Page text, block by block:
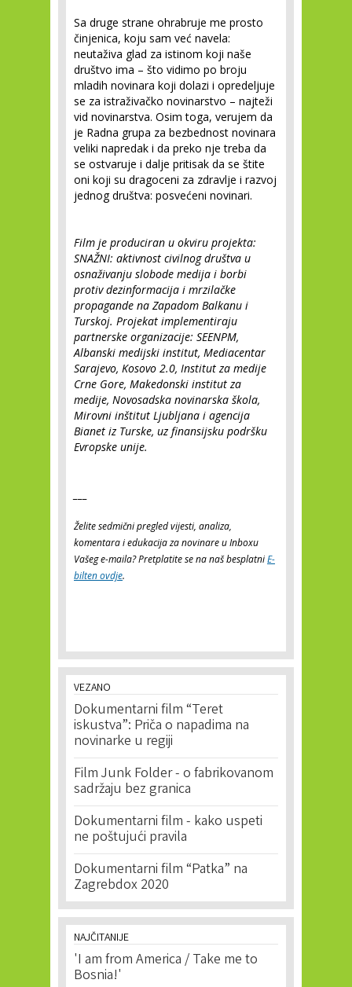
Sa druge strane ohrabruje me prosto
činjenica, koju sam već navela:
neutaživa glad za istinom koji naše
društvo ima – što vidimo po broju
mladih novinara koji dolazi i opredeljuje
se za istraživačko novinarstvo – najteži
vid novinarstva. Osim toga, verujem da
je Radna grupa za bezbednost novinara
veliki napredak i da preko nje treba da
se ostvaruje i dalje pritisak da se štite
oni koji su dragoceni za zdravlje i razvoj
jednog društva: posvećeni novinari.
Film je produciran u okviru projekta:
SNAŽNI: aktivnost civilnog društva u
osnaživanju slobode medija i borbi
protiv dezinformacija i mrzilačke
propagande na Zapadom Balkanu i
Turskoj. Projekat implementiraju
partnerske organizacije: SEENPM,
Albanski medijski institut, Mediacentar
Sarajevo, Kosovo 2.0, Institut za medije
Crne Gore, Makedonski institut za
medije, Novosadska novinarska škola,
Mirovni inštitut Ljubljana i agencija
Bianet iz Turske, uz finansijsku podršku
Evropske unije.
Želite sedmični pregled vijesti, analiza,
komentara i edukacija za novinare u Inboxu
Vašeg e-maila? Pretplatite se na naš besplatniE-
bilten ovdje.
VEZANO
Dokumentarni film “Teret
iskustva”: Priča o napadima na
novinarke u regiji
Film Junk Folder - o fabrikovanom
sadržaju bez granica
Dokumentarni film - kako uspeti
ne poštujući pravila
Dokumentarni film “Patka” na
Zagrebdox 2020
NAJČITANIJE
'I am from America / Take me to
Bosnia!'